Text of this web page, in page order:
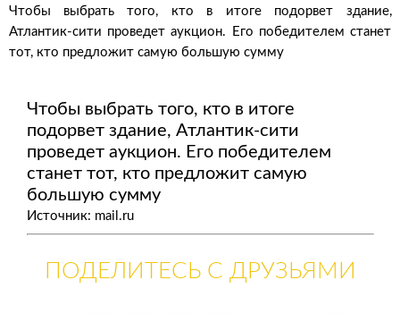
Чтобы выбрать того, кто в итоге подорвет здание,
Атлантик-сити проведет аукцион. Его победителем станет
тот, кто предложит самую большую сумму
Чтобы выбрать того, кто в итоге
подорвет здание, Атлантик-сити
проведет аукцион. Его победителем
станет тот, кто предложит самую
большую сумму
Источник: mail.ru
ПОДЕЛИТЕСЬ С ДРУЗЬЯМИ